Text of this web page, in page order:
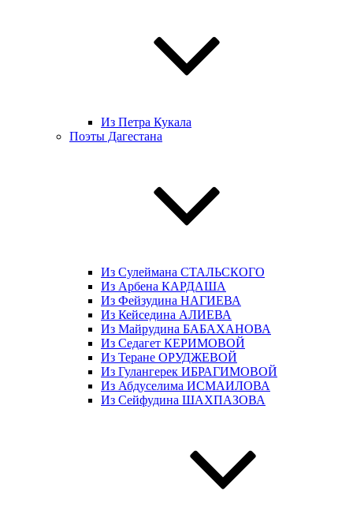
Из Петра Кукала
Поэты Дагестана
Из Сулеймана СТАЛЬСКОГО
Из Арбена КАРДАША
Из Фейзудина НАГИЕВА
Из Кейседина АЛИЕВА
Из Майрудина БАБАХАНОВА
Из Седагет КЕРИМОВОЙ
Из Теране ОРУДЖЕВОЙ
Из Гулангерек ИБРАГИМОВОЙ
Из Абдуселима ИСМАИЛОВА
Из Сейфудина ШАХПАЗОВА